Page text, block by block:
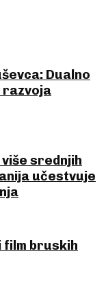
Dualno
razvoja
srednjih
učestvuje
film bruskih